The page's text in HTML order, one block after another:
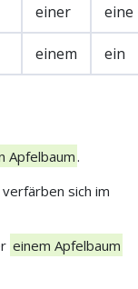
einer eine
einem ein
Apfelbaum.
verfärben sich im
einem Apfelbaum